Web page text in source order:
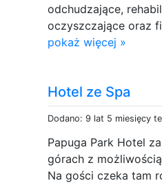
odchudzające,
oczyszczające oraz
pokaż więcej »
Hotel ze Spa
Dodano: 9 lat 5 miesięcy
Papuga Park Hotel
górach z
Na gości czeka tam